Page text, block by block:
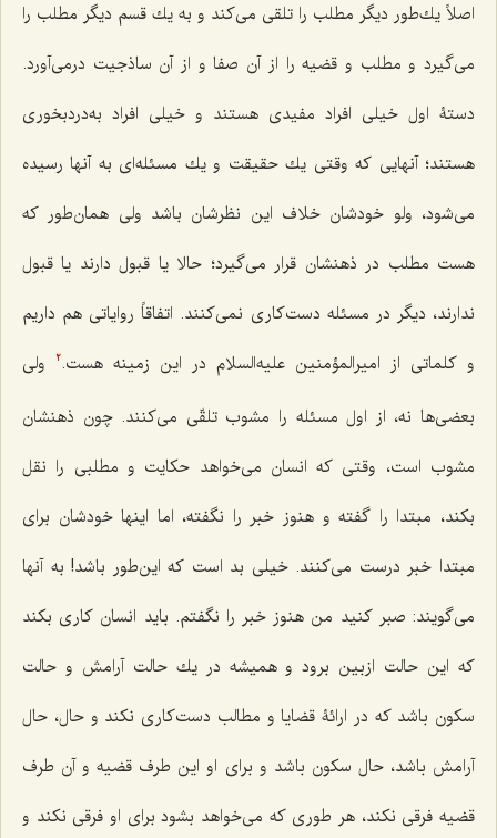
اصلاً یك‌طور دیگر مطلب را تلقى مى‌كند و به یك قسم دیگر مطلب را
مى‌گیرد و مطلب و قضیه را از آن صفا و از آن ساذجیت درمى‌آورد.
دستۀ اول خیلى افراد مفیدى هستند و خیلى افراد به‌درد‌بخورى
هستند؛ آنهایى كه وقتى یك حقیقت و یك مسئله‌اى به آنها رسیده
مى‌شود، ولو خودشان خلاف این نظرشان باشد ولى همان‌طور كه
هست مطلب در ذهنشان قرار مى‌گیرد؛ حالا یا قبول دارند یا قبول
ندارند، دیگر در مسئله دست‌كارى‌ نمى‌كنند. اتفاقاً روایاتى هم داریم
و كلماتى از امیرالمؤمنین علیه‌السلام در این زمینه هست.2
ولى
بعضى‌ها نه، از اول مسئله را مشوب تلقّى مى‌كنند. چون ذهنشان
مشوب است، وقتى که انسان می‌خواهد حكایت و مطلبى را نقل
بكند، مبتدا را گفته و هنوز خبر را نگفته، اما اینها خودشان براى
مبتدا خبر درست مى‌كنند. خیلى بد است که این‌طور باشد! به آنها
مى‌گویند: صبر كنید من هنوز خبر را نگفتم. باید انسان كارى بكند
كه این حالت ازبین برود و همیشه در یك حالت آرامش و حالت
سكون باشد كه در ارائۀ قضایا و مطالب دست‌كارى نكند و حال، حال
آرامش باشد، حال سكون باشد و براى او این طرف قضیه و آن طرف
قضیه فرقى نكند، هر طورى كه مى‌خواهد بشود براى او فرقى نكند و